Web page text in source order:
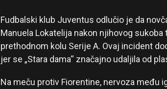
Fudbalski klub Juventus odlučio je da
Manuela Lokatelija nakon njihovog
prethodnom kolu Serije A. Ovaj incident
jer se „Stara dama“ značajno udaljila od
Na meču protiv Fiorentine, nervoza među